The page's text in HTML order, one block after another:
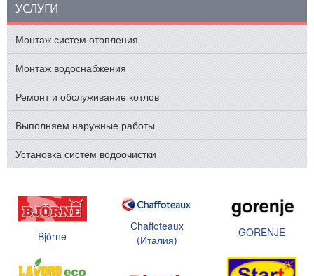
УСЛУГИ
Монтаж систем отопления
Монтаж водоснабжения
Ремонт и обслуживание котлов
Выполняем наружные работы
Установка систем водоочистки
Björne
Chaffoteaux
(Италия)
GORENJE